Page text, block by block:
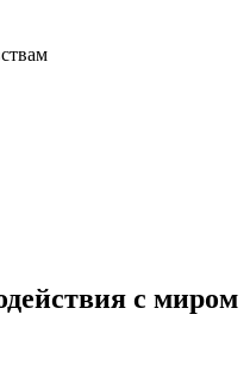
с миром